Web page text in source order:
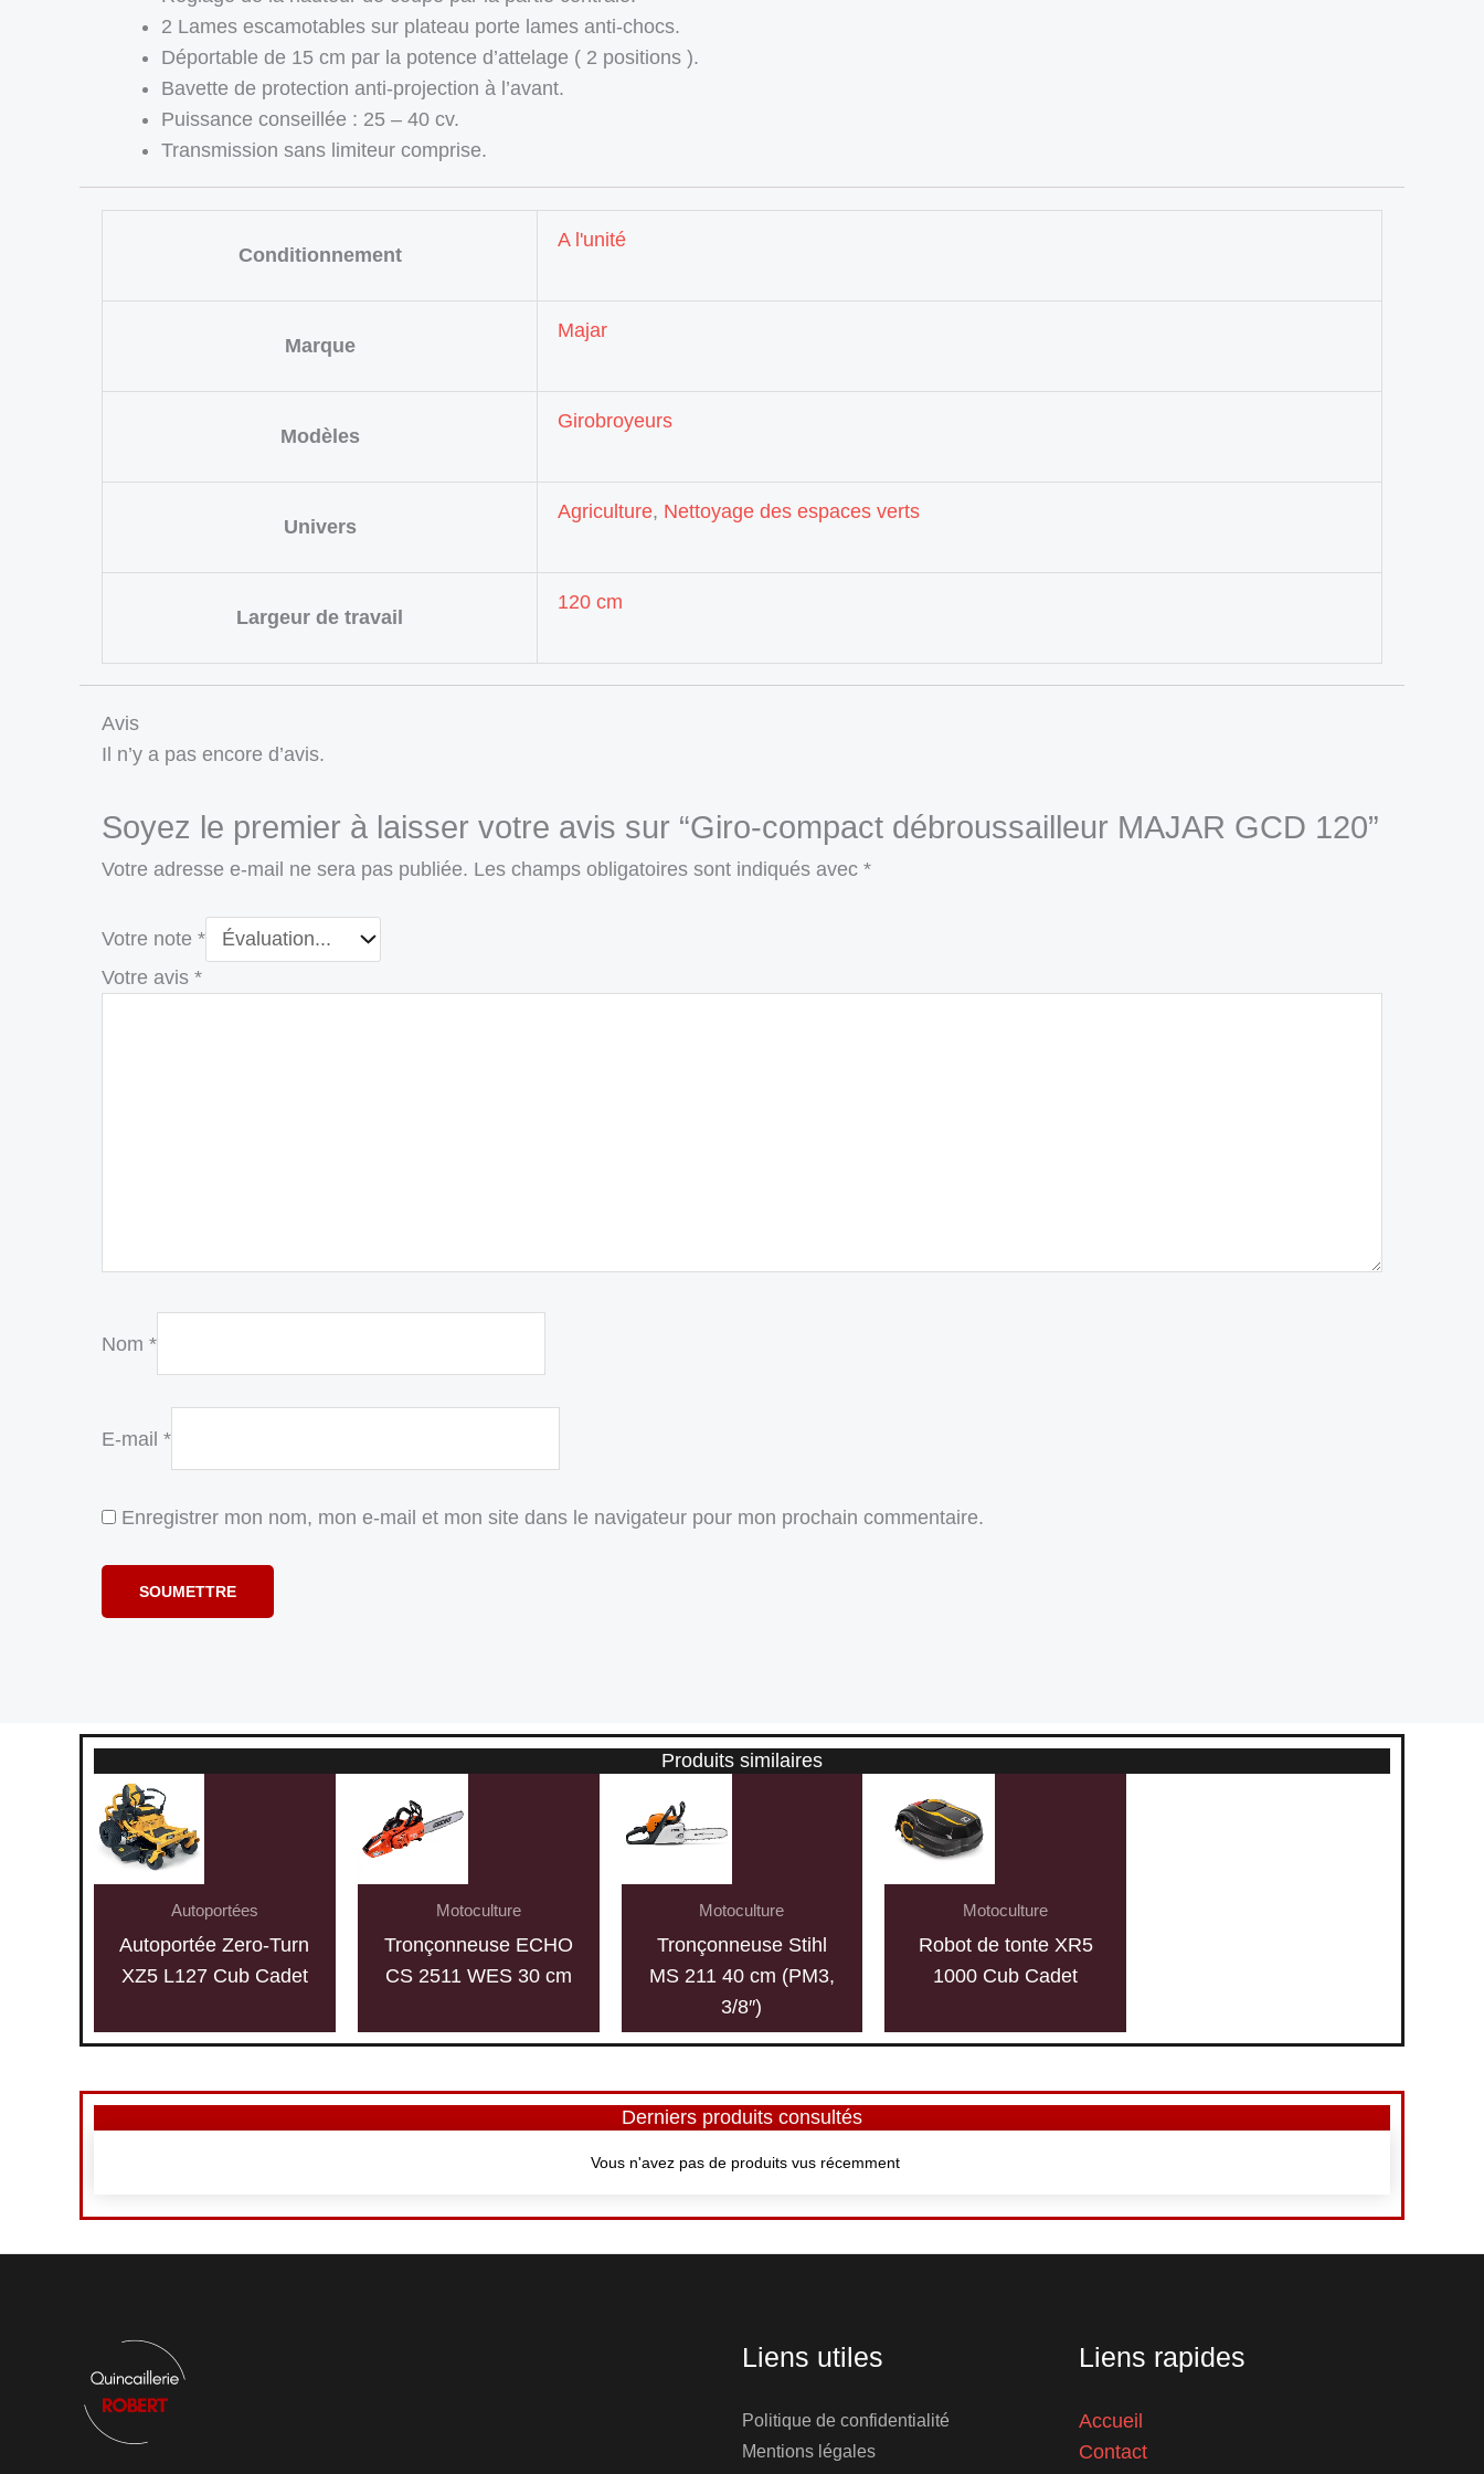
2 Lames escamotables sur plateau porte lames anti-chocs.
Déportable de 15 cm par la potence d’attelage ( 2 positions ).
Bavette de protection anti-projection à l’avant.
Puissance conseillée : 25 – 40 cv.
Transmission sans limiteur comprise.
Conditionnement
A l'unité
Marque
Majar
Modèles
Girobroyeurs
Univers
Agriculture, Nettoyage des espaces verts
Largeur de travail
120 cm
Avis
Il n’y a pas encore d’avis.
Soyez le premier à laisser votre avis sur “Giro-compact débroussailleur MAJAR GCD 120”
Votre adresse e-mail ne sera pas publiée. Les champs obligatoires sont indiqués avec *
Votre note *
Votre avis *
Nom *
E-mail *
Enregistrer mon nom, mon e-mail et mon site dans le navigateur pour mon prochain commentaire.
Produits similaires
Autoportées
Autoportée Zero-Turn
XZ5 L127 Cub Cadet
Motoculture
Tronçonneuse ECHO
CS 2511 WES 30 cm
Motoculture
Tronçonneuse Stihl
MS 211 40 cm (PM3,
3/8″)
Motoculture
Robot de tonte XR5
1000 Cub Cadet
Derniers produits consultés
Vous n'avez pas de produits vus récemment
Liens utiles
Politique de confidentialité
Mentions légales
Liens rapides
Accueil
Contact